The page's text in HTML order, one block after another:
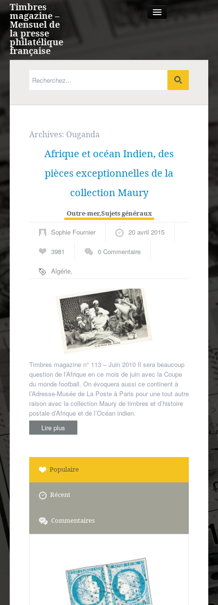
Timbres
magazine –
Mensuel de
la presse
philatélique
française
Expression française
Outre-mer
Autres spécialités
Archives: Ouganda
Afrique et océan Indien, des
pièces exceptionnelles de la
collection Maury
Outre-mer,Sujets généraux
Sophie Fournier 20 avril 2015
3981 0 Commentaire
Algérie,
français,Fezzan,
Ile Maurice,
Madagascar,
Ouganda,
, Togo,
Timbres magazine n° 113 – Juin 2010 Il sera beaucoup
question de l’Afrique en ce mois de juin avec la Coupe
du monde football. On évoquera aussi ce continent à
l’Adresse-Musée de La Poste à Paris pour une tout autre
raison avec la collection Maury de timbres et d’histoire
postale d’Afrique et de l’Océan indien.
Lire plus
Populaire
Récent
Commentaires